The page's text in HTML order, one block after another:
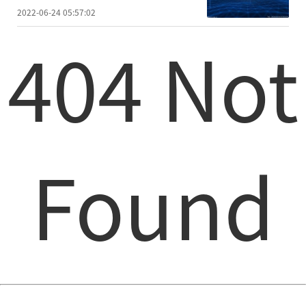
2022-06-24 05:57:02
404 Not
Found